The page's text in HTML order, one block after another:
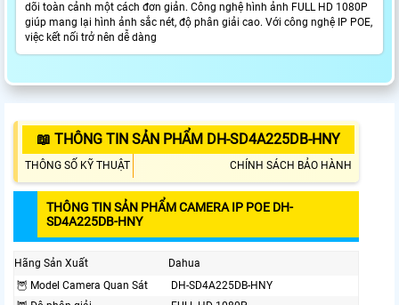
dõi toàn cảnh một cách đơn giản. Công nghệ hình ảnh FULL HD 1080P
giúp mang lại hình ảnh sắc nét, độ phân giải cao. Với công nghệ IP POE,
việc kết nối trở nên dễ dàng
📖 THÔNG TIN SẢN PHẨM DH-SD4A225DB-HNY
THÔNG SỐ KỸ THUẬT CHÍNH SÁCH BẢO HÀNH
THÔNG TIN SẢN PHẨM CAMERA IP POE DH-
SD4A225DB-HNY
Hãng Sản Xuất
Dahua
🦉 Model Camera Quan Sát
DH-SD4A225DB-HNY